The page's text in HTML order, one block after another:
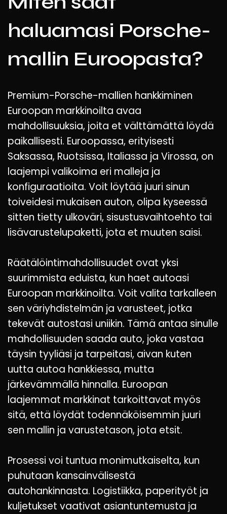
haluamasi Porsche-
mallin Euroopasta?
Premium-Porsche-mallien hankkiminen
Euroopan markkinoilta avaa
mahdollisuuksia, joita et välttämättä löydä
paikallisesti. Euroopassa, erityisesti
Saksassa, Ruotsissa, Italiassa ja Virossa, on
laajempi valikoima eri malleja ja
konfiguraatioita. Voit löytää juuri sinun
toiveidesi mukaisen auton, olipa kyseessä
sitten tietty ulkoväri, sisustusvaihtoehto tai
lisävarustelupaketti, jota et muuten saisi.
Räätälöintimahdollisuudet ovat yksi
suurimmista eduista, kun haet autoasi
Euroopan markkinoilta. Voit valita tarkalleen
sen väriyhdistelmän ja varusteet, jotka
tekevät autostasi uniikin. Tämä antaa sinulle
mahdollisuuden saada auto, joka vastaa
täysin tyyliäsi ja tarpeitasi, aivan kuten
uutta autoa hankkiessa, mutta
järkevämmällä hinnalla. Euroopan
laajemmat markkinat tarkoittavat myös
sitä, että löydät todennäköisemmin juuri
sen mallin ja varustetason, jota etsit.
Prosessi voi tuntua monimutkaiselta, kun
puhutaan kansainvälisestä
autohankinnasta. Logistiikka, paperityöt ja
kuljetukset vaativat asiantuntemusta ja